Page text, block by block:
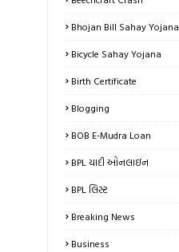
Bhojan Bill Sahay Yojana
Bicycle Sahay Yojana
Birth Certificate
Blogging
BOB E-Mudra Loan
BPL યાદી ઓનલાઇન
BPL લિસ્ટ
Breaking News
Business